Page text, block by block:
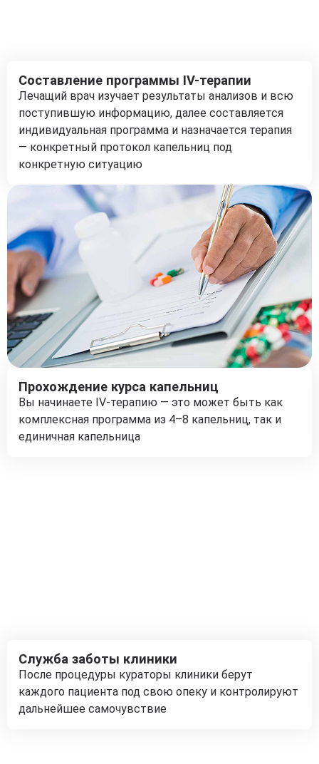
Составление программы IV-терапии
Лечащий врач изучает результаты анализов и всю
поступившую информацию, далее составляется
индивидуальная программа и назначается терапия
— конкретный протокол капельниц под
конкретную ситуацию
Прохождение курса капельниц
Вы начинаете IV-терапию — это может быть как
комплексная программа из 4–8 капельниц, так и
единичная капельница
Служба заботы клиники
После процедуры кураторы клиники берут
каждого пациента под свою опеку и контролируют
дальнейшее самочувствие